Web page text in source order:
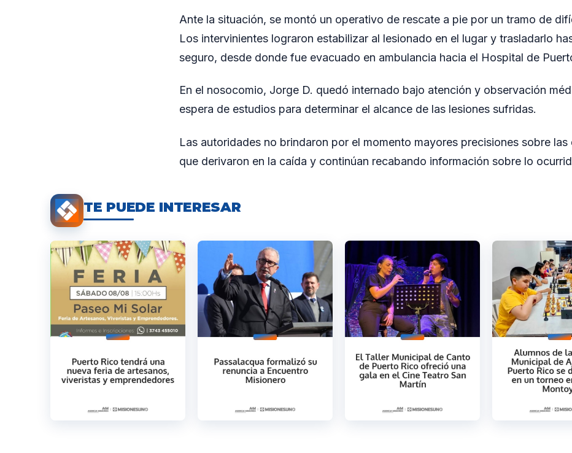
Ante la situación, se montó un operativo de rescate a pie por un tramo de
Los intervinientes lograron estabilizar al lesionado en el lugar y trasladarlo
seguro, desde donde fue evacuado en ambulancia hacia el Hospital de
En el nosocomio, Jorge D. quedó internado bajo atención y observación
espera de estudios para determinar el alcance de las lesiones sufridas.
Las autoridades no brindaron por el momento mayores precisiones sobre las
que derivaron en la caída y continúan recabando información sobre lo
TE PUEDE INTERESAR